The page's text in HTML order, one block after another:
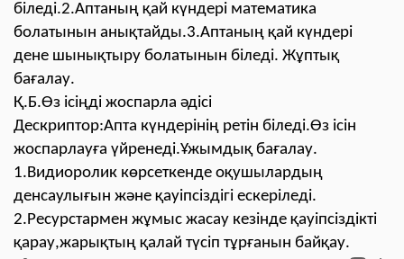
біледі.2.Аптаның қай күндері математика
болатынын анықтайды.3.Аптаның қай күндері
дене шынықтыру болатынын біледі. Жұптық
бағалау.
Қ.Б.Өз ісіңді жоспарла әдісі
Дескриптор:Апта күндерінің ретін біледі.Өз ісін
жоспарлауға үйренеді.Ұжымдық бағалау.
1.Видиоролик көрсеткенде оқушылардың
денсаулығын және қауіпсіздігі ескеріледі.
2.Ресурстармен жұмыс жасау кезінде қауіпсіздікті
қарау,жарықтың қалай түсіп тұрғанын байқау.